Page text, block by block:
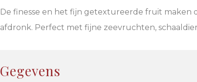
De finesse en het fijn getextureerde fruit maken
afdronk. Perfect met fijne zeevruchten,
Gegevens